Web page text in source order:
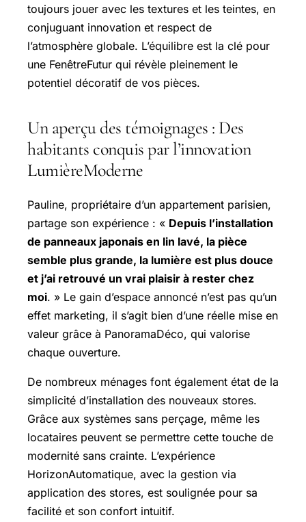
toujours jouer avec les textures et les teintes, en
conjuguant innovation et respect de
l’atmosphère globale. L’équilibre est la clé pour
une FenêtreFutur qui révèle pleinement le
potentiel décoratif de vos pièces.
Un aperçu des témoignages : Des
habitants conquis par l’innovation
LumièreModerne
Pauline, propriétaire d’un appartement parisien,
partage son expérience : « Depuis l’installation
de panneaux japonais en lin lavé, la pièce
semble plus grande, la lumière est plus douce
et j’ai retrouvé un vrai plaisir à rester chez
moi. » Le gain d’espace annoncé n’est pas qu’un
effet marketing, il s’agit bien d’une réelle mise en
valeur grâce à PanoramaDéco, qui valorise
chaque ouverture.
De nombreux ménages font également état de la
simplicité d’installation des nouveaux stores.
Grâce aux systèmes sans perçage, même les
locataires peuvent se permettre cette touche de
modernité sans crainte. L’expérience
HorizonAutomatique, avec la gestion via
application des stores, est soulignée pour sa
facilité et son confort intuitif.